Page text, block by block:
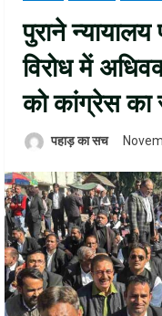
पुराने
विरोध में
को कांग्रेस का
पहाड़ का सच